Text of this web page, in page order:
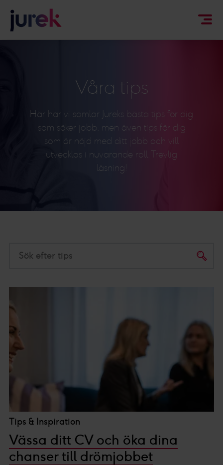
Våra tips
Här har vi samlar Jureks bästa tips för dig
som söker jobb, men även tips för dig
som är nöjd med ditt jobb och vill
utvecklas i nuvarande roll. Trevlig
läsning!
Sök efter tips
Tips & Inspiration
Vässa ditt CV och öka dina
chanser till drömjobbet